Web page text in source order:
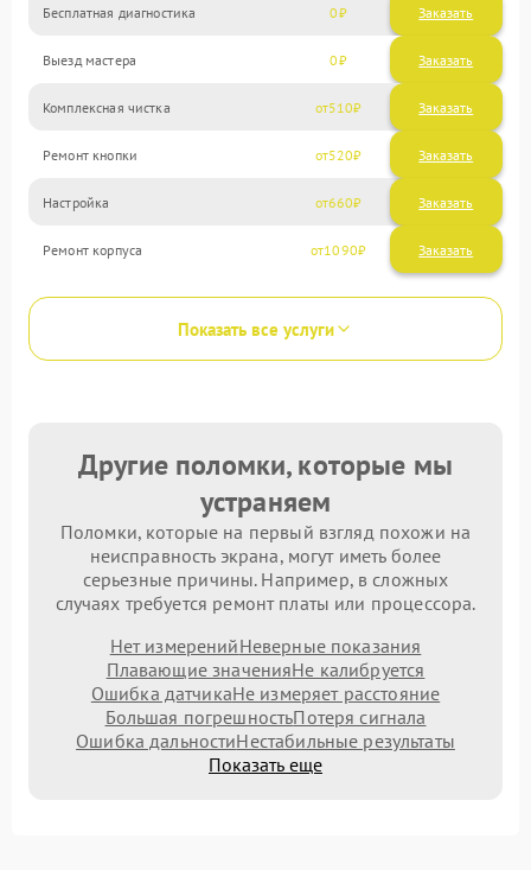
Бесплатная диагностика 0 Заказать
Выезд мастера 0 Заказать
Комплексная чистка 510
Ремонт кнопки 520
Настройка 660
Ремонт корпуса 1090
Показать все услуги
Другие поломки, которые мы
устраняем
Поломки, которые на первый взгляд похожи на
неисправность экрана, могут иметь более
серьезные причины. Например, в сложных
случаях требуется ремонт платы или процессора.
Нет измеренийНеверные показания
Плавающие значенияНе калибруется
Ошибка датчикаНе измеряет расстояние
Большая погрешностьПотеря сигнала
Ошибка дальностиНестабильные результаты
Показать еще